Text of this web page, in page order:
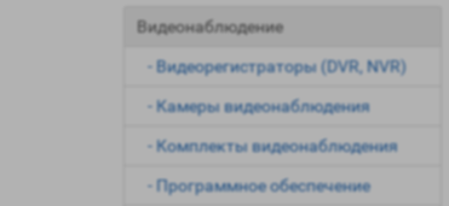
Видеонаблюдение
- Видеорегистраторы (DVR, NVR)
- Камеры видеонаблюдения
- Комплекты видеонаблюдения
- Программное обеспечение